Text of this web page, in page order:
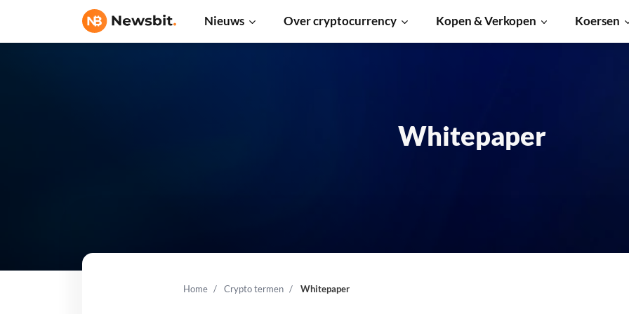
Nieuws Over cryptocurrency Kopen & Verkopen Koersen
Home Crypto termen Whitepaper
Whitepaper